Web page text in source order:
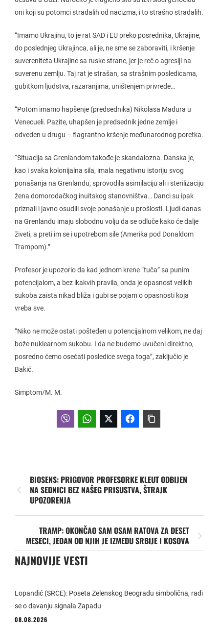
oni koji su potomci stradalih od nacizma, i to strašno stradalih.
“Imamo Ukrajinu, to je rat SAD i EU preko posrednika, Ukrajine,
do poslednjeg Ukrajinca, ali je, ne sme se zaboraviti, i kršenje
suvereniteta Ukrajine sa ruske strane, jer je reč o agresiji na
suverenu zemlju. Taj rat je strašan, sa strašnim posledicama,
gubitkom ljudstva, razaranjima, uništenjem privrede…
“Potom imamo hapšenje (predsednika) Nikolasa Madura u
Venecueli. Pazite, uhapšen je predsednik jedne zemlje i
odveden u drugu – flagrantno kršenje međunarodnog poretka.
“Situacija sa Grenlandom takođe je skandalozna. Danska je,
kao i svaka kolonijalna sila, imala negativnu istoriju svog
ponašanja na Grenlandu, sprovodila asimilaciju ali i sterilizaciju
žena domorodačkog inuitskog stanovništva… Danci su ipak
priznali i javno osudili svoje ponašanje u prošlosti. Ljudi danas
na Grenlandu imaju slobodnu volju da se odluče kako će dalje
živeti, a preti im se i upotrebom sile (Amerika pod Donaldom
Trampom).”
Profesor je upozorio da kad jednom krene “tuča” sa punim
potencijalom, a bez ikakvih pravila, onda je opasnost velikih
sukoba zaista nikad bliža i gubi se pojam o opasnosti koja
vreba sve.
“Niko ne može ostati pošteđen u potencijalnom velikom, ne daj
bože nuklearnom sukobu. I da ne budemo uvučeni direktno,
posredno ćemo osećati posledice svega toga”, zaključio je
Bakić.
Simptom/M. M.
BIOSENS: PRIGOVOR PROFESORKE KLEUT ODBIJEN
NA SEDNICI BEZ NAŠEG PRISUSTVA, ŠTRAJK
UPOZORENJA
TRAMP: OKONČAO SAM OSAM RATOVA ZA DESET
MESECI, JEDAN OD NJIH JE IZMEĐU SRBIJE I KOSOVA
NAJNOVIJE VESTI
Lopandić (SRCE): Poseta Zelenskog Beogradu simbolična, radi
se o davanju signala Zapadu
08.08.2026